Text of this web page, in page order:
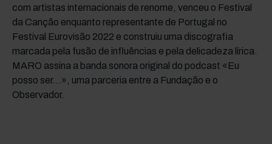
com artistas internacionais de renome, venceu o Festival
da Canção enquanto representante de Portugal no
Festival Eurovisão 2022 e construiu uma discografia
marcada pela fusão de influências e pela delicadeza lírica.
MARO assina a banda sonora original do podcast «Eu
posso ser…», uma parceria entre a Fundação e o
Observador.